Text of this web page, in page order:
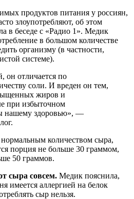
продуктов питания у россиян,
злоупотребляют, об этом
в беседе с «Радио 1». Медик
в большом количестве
организму (в частности,
системе).
он отличается по
соли. И вреден он тем,
жиров и
при избыточном
нашему здоровью», —
количеством сыра,
порция не больше 30 граммом,
50 граммов.
сыра совсем. Медик пояснила,
имеется аллергией на белок
сыр нельзя.